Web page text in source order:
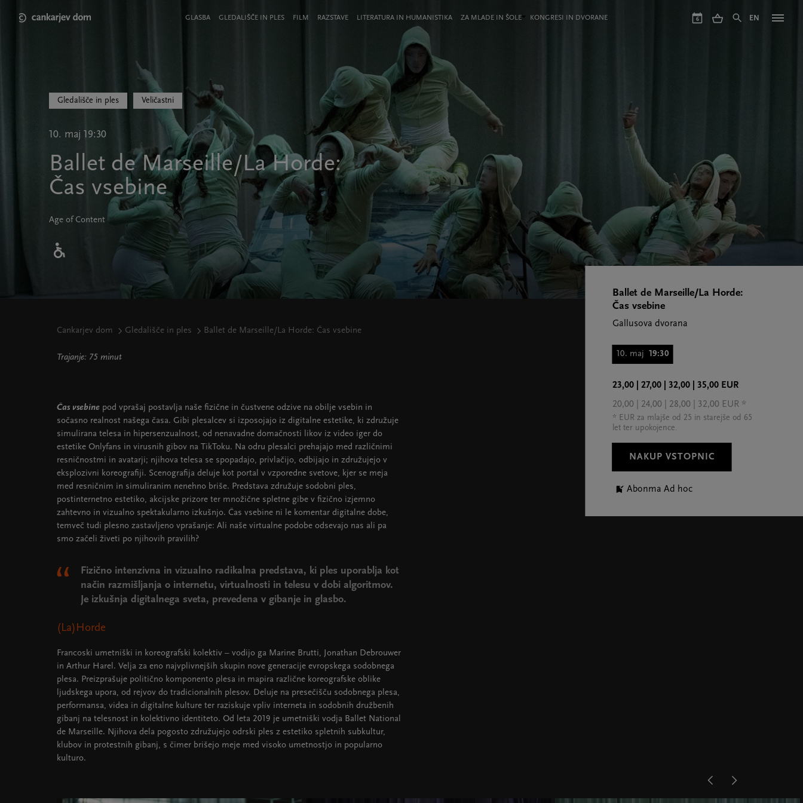
main
MeniGLASBA GLEDALIŠČE IN PLES FILM RAZSTAVE LITERATURA IN HUMANISTIKA ZA MLADE IN ŠOLE KONGRESI IN DVORANE 6 EN
Gledališče in ples Veličastni
10. maj 19:30
Ballet de Marseille/La Horde:
Čas vsebine
Age of Content
Cankarjev dom Gledališče in ples Ballet de Marseille/La Horde: Čas vsebine
Trajanje: 75 minut
Čas vsebine pod vprašaj postavlja naše fizične in čustvene odzive na obilje vsebin in
sočasno realnost našega časa. Gibi plesalcev si izposojajo iz digitalne estetike, ki združuje
simulirana telesa in hipersenzualnost, od nenavadne domačnosti likov iz video iger do
estetike Onlyfans in virusnih gibov na TikToku. Na odru plesalci prehajajo med različnimi
resničnostmi in avatarji; njihova telesa se spopadajo, privlačijo, odbijajo in združujejo v
eksplozivni koreografiji. Scenografija deluje kot portal v vzporedne svetove, kjer se meja
med resničnim in simuliranim nenehno briše. Predstava združuje sodobni ples,
postinternetno estetiko, akcijske prizore ter množične spletne gibe v fizično izjemno
zahtevno in vizualno spektakularno izkušnjo. Čas vsebine ni le komentar digitalne dobe,
temveč tudi plesno zastavljeno vprašanje: Ali naše virtualne podobe odsevajo nas ali pa
smo začeli živeti po njihovih pravilih?
Fizično intenzivna in vizualno radikalna predstava, ki ples uporablja kot
način razmišljanja o internetu, virtualnosti in telesu v dobi algoritmov.
Je izkušnja digitalnega sveta, prevedena v gibanje in glasbo.
(La)Horde
Francoski umetniški in koreografski kolektiv – vodijo ga Marine Brutti, Jonathan Debrouwer
in Arthur Harel. Velja za eno najvplivnejših skupin nove generacije evropskega sodobnega
plesa. Preizprašuje politično komponento plesa in mapira različne koreografske oblike
ljudskega upora, od rejvov do tradicionalnih plesov. Deluje na presečišču sodobnega plesa,
performansa, videa in digitalne kulture ter raziskuje vpliv interneta in sodobnih družbenih
gibanj na telesnost in kolektivno identiteto. Od leta 2019 je umetniški vodja Ballet National
de Marseille. Njihova dela pogosto združujejo odrski ples z estetiko spletnih subkultur,
klubov in protestnih gibanj, s čimer brišejo meje med visoko umetnostjo in popularno
kulturo.
Ballet de Marseille/La Horde:
Čas vsebine
Gallusova dvorana
10. maj 19:30
23,00 | 27,00 | 32,00 | 35,00 EUR
20,00 | 24,00 | 28,00 | 32,00 EUR *
* EUR za mlajše od 25 in starejše od 65
let ter upokojence.
NAKUP VSTOPNIC
Abonma Ad hoc